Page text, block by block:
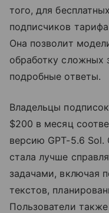
того, для
подписчиков
Она позволит
обработку сложных
подробные ответы.
Владельцы
$200 в месяц
версию GPT-5.6 Sol.
стала лучше
задачами, включая
текстов,
Пользователи